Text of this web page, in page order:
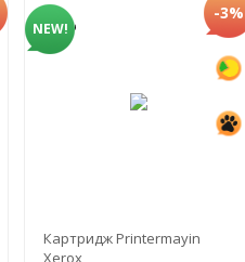
NEW!
-3%
Картридж Printermayin
Xerox